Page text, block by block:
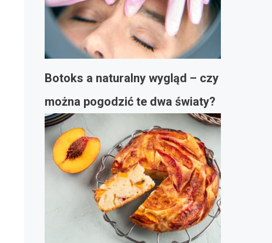
Botoks a naturalny wygląd – czy
można pogodzić te dwa światy?